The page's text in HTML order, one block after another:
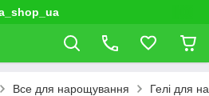
Все для нарощування Гелі для